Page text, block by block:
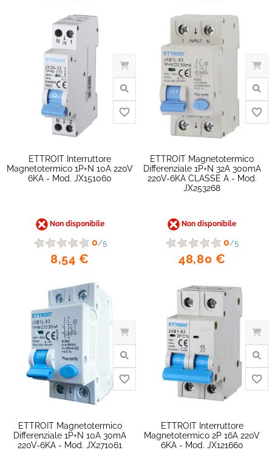
ETTROIT Interruttore
Magnetotermico 1P+N 10A 220V
6KA - Mod. JX151060
Non disponibile
0/5
8,54 €
ETTROIT Magnetotermico
Differenziale 1P+N 32A 300mA
220V-6KA CLASSE A - Mod.
JX253268
Non disponibile
0/5
48,80 €
ETTROIT Magnetotermico
Differenziale 1P+N 10A 30mA
220V-6KA - Mod. JX271061
ETTROIT Interruttore
Magnetotermico 2P 16A 220V
6KA - Mod. JX121660